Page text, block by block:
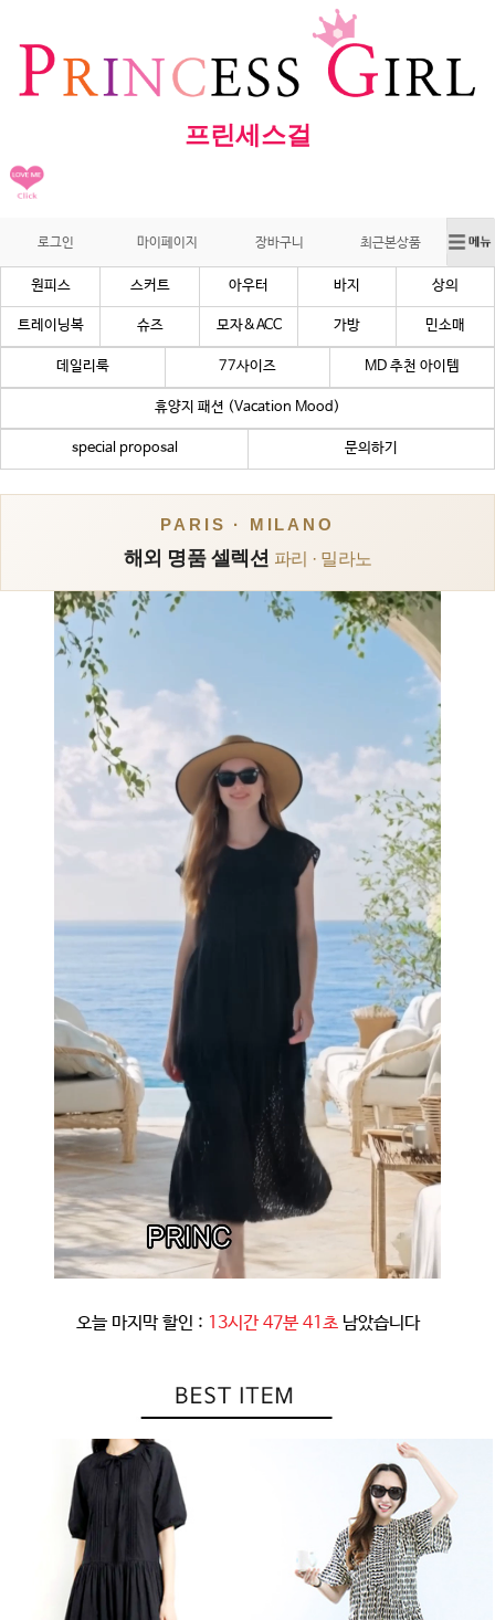
프린세스걸
로그인 마이페이지 장바구니 최근본상품
원피스 스커트 아우터 바지 상의
트레이닝복 슈즈 모자&ACC 가방 민소매
데일리룩 77사이즈 MD 추천 아이템
휴양지 패션 (Vacation Mood)
special proposal 문의하기
PARIS · MILANO
해외 명품 셀렉션 파리 · 밀라노
오늘 마지막 할인 : 13시간 47분 38초 남았습니다